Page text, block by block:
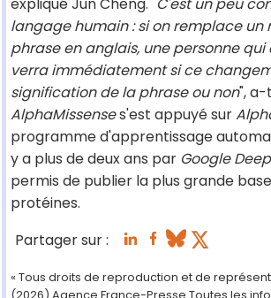
langage humain : si on remplace un
phrase en anglais, une personne
verra immédiatement si ce
signification de la phrase ou non",
AlphaMissenses'est appuyé sur
programme d'apprentissage
y a plus de deux ans par Google
permis de publier la plus grande
protéines.
Partager sur :
« Tous droits de reproduction et de